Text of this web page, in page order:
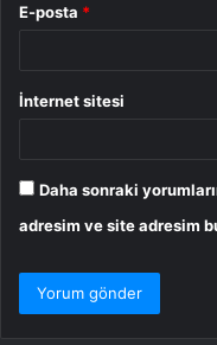
E-posta *
İnternet sitesi
Daha sonraki
adresim ve site adresim